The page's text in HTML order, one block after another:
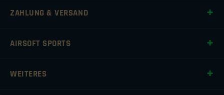
ZAHLUNG & VERSAND
AIRSOFT SPORTS
WEITERES